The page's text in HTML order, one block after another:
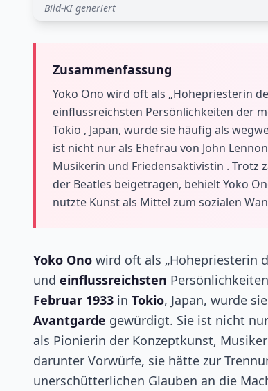
Bild-KI generiert
Zusammenfassung
Yoko Ono wird oft als „Hohepriesterin
einflussreichsten Persönlichkeiten der
Tokio , Japan, wurde sie häufig als
ist nicht nur als Ehefrau von John
Musikerin und Friedensaktivistin .
der Beatles beigetragen, behielt Yoko
nutzte Kunst als Mittel zum sozialen
Yoko Ono wird oft als „Hohepriesterin
und einflussreichsten
Februar 1933 in Tokio, Japan, wurde
Avantgarde gewürdigt. Sie ist nicht
als Pionierin der Konzeptkunst,
darunter Vorwürfe, sie hätte zur
unerschütterlichen Glauben an die